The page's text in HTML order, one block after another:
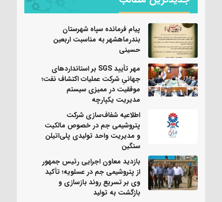
پیام فرمانده سپاه شهرستان
بندرماهشهر به مناسبت اربعین
حسینی
مهر تأیید SGS بر استانداردهای
جهانیِ شرکت عملیات اکتشاف نفت؛
موفقیت در ممیزی سیستم
مدیریت یکپارچه
اطلاعیه شفاف‌سازی شرکت
پتروشیمی جم در خصوص مالکیت
و مدیریت واحد تولیدی پلی‌اتیلن
سنگین
بازدید معاون اجرایی رئیس جمهور
از پتروشیمی جم در عسلویه؛ تأکید
وی بر تسریع روند بازسازی و
بازگشت به تولید